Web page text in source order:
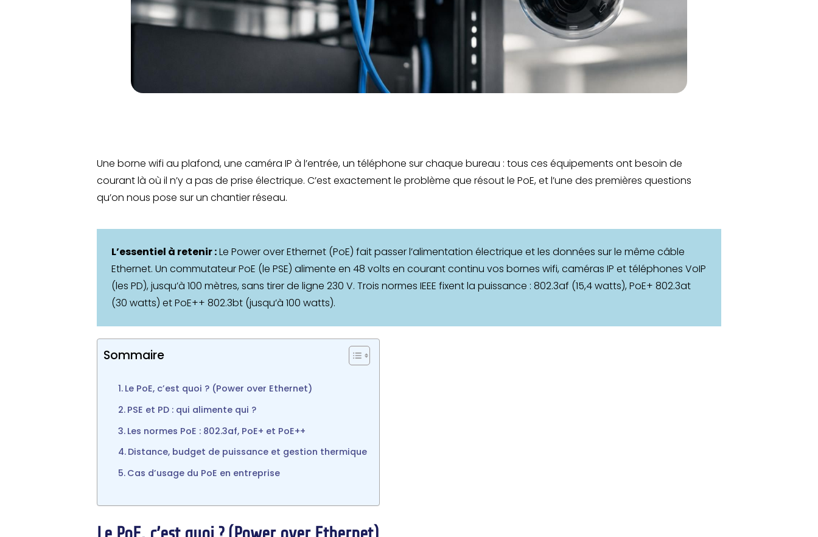
Une borne wifi au plafond, une caméra IP à l’entrée, un téléphone sur chaque bureau : tous ces équipements ont besoin de
courant là où il n’y a pas de prise électrique. C’est exactement le problème que résout le PoE, et l’une des premières questions
qu’on nous pose sur un chantier réseau.
L’essentiel à retenir :Le Power over Ethernet (PoE) fait passer l’alimentation électrique et les données sur le même câble
Ethernet. Un commutateur PoE (le PSE) alimente en 48 volts en courant continu vos bornes wifi, caméras IP et téléphones VoIP
(les PD), jusqu’à 100 mètres, sans tirer de ligne 230 V. Trois normes IEEE fixent la puissance : 802.3af (15,4 watts), PoE+ 802.3at
(30 watts) et PoE++ 802.3bt (jusqu’à 100 watts).
Sommaire
Le PoE, c’est quoi ? (Power over Ethernet)
PSE et PD : qui alimente qui ?
Les normes PoE : 802.3af, PoE+ et PoE++
Distance, budget de puissance et gestion thermique
Cas d’usage du PoE en entreprise